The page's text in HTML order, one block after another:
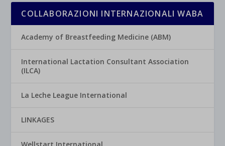
COLLABORAZIONI INTERNAZIONALI WABA
Academy of Breastfeeding Medicine (ABM)
International Lactation Consultant Association
(ILCA)
La Leche League International
LINKAGES